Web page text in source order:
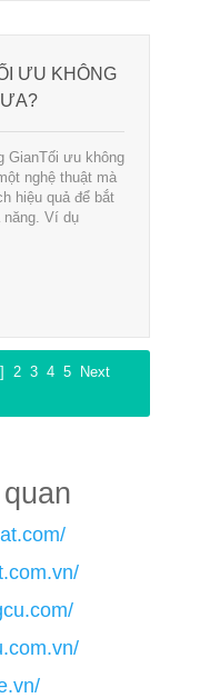
ƯU KHÔNG
GianTối ưu không
nghệ thuật mà
hiệu quả để bắt
năng. Ví dụ
2 3 4 5
Next